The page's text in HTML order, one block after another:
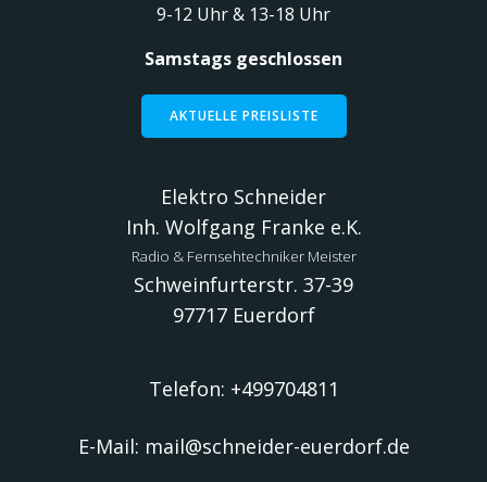
9-12 Uhr & 13-18 Uhr
Samstags geschlossen
AKTUELLE PREISLISTE
Elektro Schneider
Inh. Wolfgang Franke e.K.
Radio & Fernsehtechniker Meister
Schweinfurterstr. 37-39
97717 Euerdorf
Telefon: +499704811
E-Mail: mail@schneider-euerdorf.de